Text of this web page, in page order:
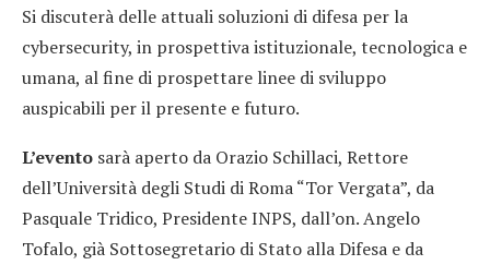
Si discuterà delle attuali soluzioni di difesa per la
cybersecurity, in prospettiva istituzionale, tecnologica e
umana, al fine di prospettare linee di sviluppo
auspicabili per il presente e futuro.
L’evento sarà aperto da Orazio Schillaci, Rettore
dell’Università degli Studi di Roma “Tor Vergata”, da
Pasquale Tridico, Presidente INPS, dall’on. Angelo
Tofalo, già Sottosegretario di Stato alla Difesa e da